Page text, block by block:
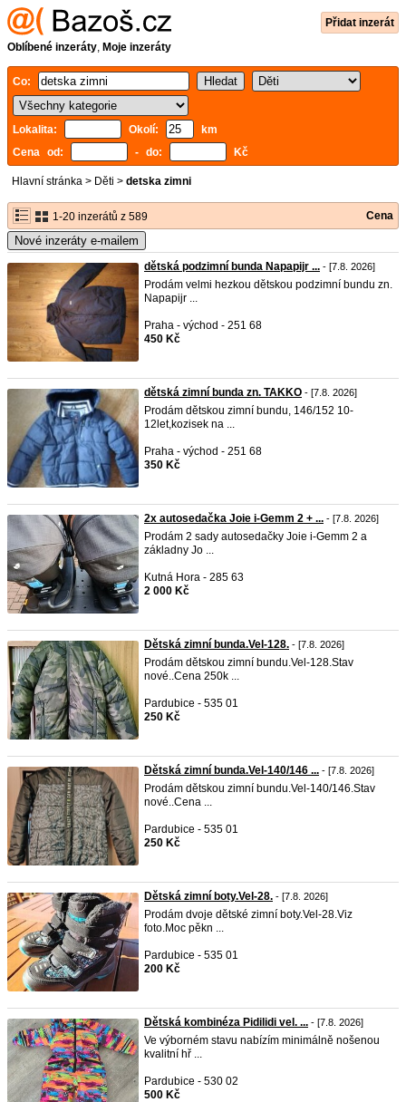
Přidat inzerát
Oblíbené inzeráty, Moje inzeráty
Co:
Lokalita: Okolí:
km
Cena od:
- do: Kč
Hlavní stránka > Děti > detska zimni
1-20 inzerátů z 589 Cena
Nové inzeráty e-mailem
dětská podzimní bunda Napapijr ... - [7.8. 2026]
Prodám velmi hezkou dětskou podzimní bundu zn.
Napapijr ...
Praha - východ - 251 68
450 Kč
dětská zimní bunda zn. TAKKO - [7.8. 2026]
Prodám dětskou zimní bundu, 146/152 10-
12let,kozisek na ...
Praha - východ - 251 68
350 Kč
2x autosedačka Joie i-Gemm 2 + ... - [7.8. 2026]
Prodám 2 sady autosedačky Joie i-Gemm 2 a
základny Jo ...
Kutná Hora - 285 63
2 000 Kč
Dětská zimní bunda.Vel-128. - [7.8. 2026]
Prodám dětskou zimní bundu.Vel-128.Stav
nové..Cena 250k ...
Pardubice - 535 01
250 Kč
Dětská zimní bunda.Vel-140/146 ... - [7.8. 2026]
Prodám dětskou zimní bundu.Vel-140/146.Stav
nové..Cena ...
Pardubice - 535 01
250 Kč
Dětská zimní boty.Vel-28. - [7.8. 2026]
Prodám dvoje dětské zimní boty.Vel-28.Viz
foto.Moc pěkn ...
Pardubice - 535 01
200 Kč
Dětská kombinéza Pidilidi vel. ... - [7.8. 2026]
Ve výborném stavu nabízím minimálně nošenou
kvalitní hř ...
Pardubice - 530 02
500 Kč